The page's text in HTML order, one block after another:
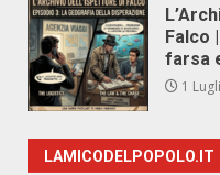
Falco
farsa
1
LAMICODELPOPOLO.IT